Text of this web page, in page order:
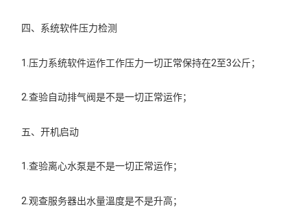
四、系统软件压力检测
1.压力系统软件运作工作压力一切正常保持在2至3公斤；
2.查验自动排气阀是不是一切正常运作；
五、开机启动
1.查验离心水泵是不是一切正常运作；
2.观查服务器出水量溫度是不是升高；